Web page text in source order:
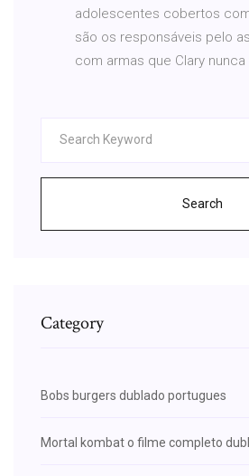
adolescentes cobertos
são os responsáveis pelo
com armas que Clary nunca
Search
Category
Bobs burgers dublado portugues
Mortal kombat o filme completo